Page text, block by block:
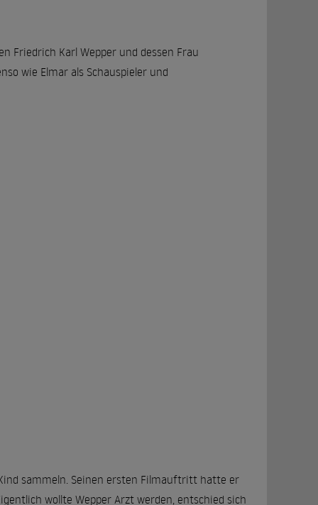
Friedrich Karl Wepper und dessen Frau
wie Elmar als Schauspieler und
sammeln. Seinen ersten Filmauftritt hatte er
wollte Wepper Arzt werden, entschied sich